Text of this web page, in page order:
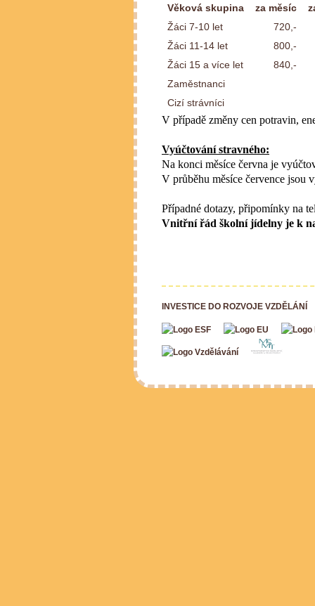
Věková skupina za měsíc
Žáci 7-10 let
720,-
Žáci 11-14 let
800,-
Žáci 15 a více let
840,-
Zaměstnanci
Cizí strávníci
V případě změny cen potravin,
Vyúčtování stravného:
Na konci měsíce června je
V průběhu měsíce července jsou
Případné dotazy, připomínky na
Vnitřní řád školní jídelny je k
INVESTICE DO ROZVOJE VZDĚLÁNÍ